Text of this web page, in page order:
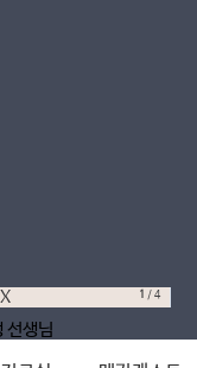
1 /4